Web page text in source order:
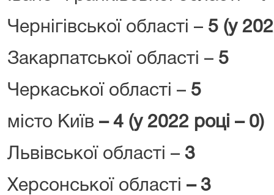
Чернігівської області – 5 (у
Закарпатської області – 5
Черкаської області – 5
місто Київ – 4 (у 2022 році – 0)
Львівської області – 3
Херсонської області – 3